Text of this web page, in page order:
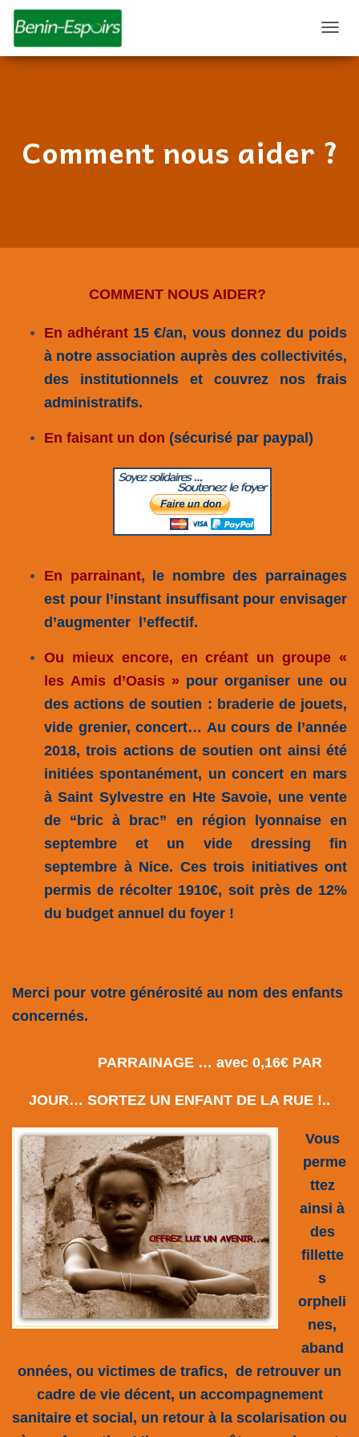
É
L
A
Comment nous aider ?
COMMENT NOUS AIDER?
En adhérant 15 €/an, vous donnez du poids
à notre association auprès des collectivités,
des institutionnels et couvrez nos frais
administratifs.
En faisant un don (sécurisé par paypal)
En parrainant, le nombre des parrainages
est pour l’instant insuffisant pour envisager
d’augmenter l’effectif.
Ou mieux encore, en créant un groupe «
les Amis d’Oasis » pour organiser une ou
des actions de soutien : braderie de jouets,
vide grenier, concert… Au cours de l’année
2018, trois actions de soutien ont ainsi été
initiées spontanément, un concert en mars
à Saint Sylvestre en Hte Savoie, une vente
de “bric à brac” en région lyonnaise en
septembre et un vide dressing fin
septembre à Nice. Ces trois initiatives ont
permis de récolter 1910€, soit près de 12%
du budget annuel du foyer !
Merci pour votre générosité au nom des enfants
concernés.
PARRAINAGE … avec 0,16€ PAR
JOUR… SORTEZ UN ENFANT DE LA RUE !..
Vous
perme
ttez
ainsi à
des
fillette
s
orpheli
nes,
aband
onnées, ou victimes de trafics, de retrouver un
cadre de vie décent, un accompagnement
sanitaire et social, un retour à la scolarisation ou